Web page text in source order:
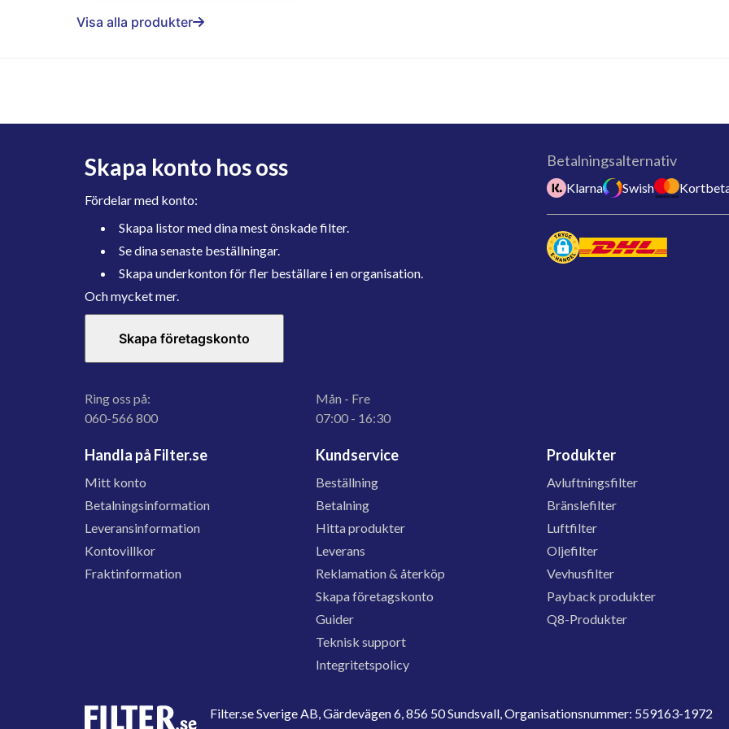
Visa alla produkter
Skapa konto hos oss
Fördelar med konto:
Skapa listor med dina mest önskade filter.
Se dina senaste beställningar.
Skapa underkonton för fler beställare i en organisation.
Och mycket mer.
Skapa företagskonto
Ring oss på:
060-566 800
Mån - Fre
07:00 - 16:30
Betalningsalternativ
Klarna Swish
Handla på Filter.se
Mitt konto
Betalningsinformation
Leveransinformation
Kontovillkor
Fraktinformation
Kundservice
Beställning
Betalning
Hitta produkter
Leverans
Reklamation & återköp
Skapa företagskonto
Guider
Teknisk support
Integritetspolicy
Produkter
Avluftningsfilter
Bränslefilter
Luftfilter
Oljefilter
Vevhusfilter
Payback produkter
Q8-Produkter
Filter.se Sverige AB, Gärdevägen 6, 856 50 Sundsvall, Organisationsnummer: 559163-1972